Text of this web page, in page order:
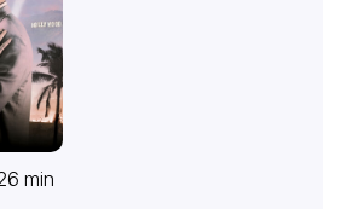
min